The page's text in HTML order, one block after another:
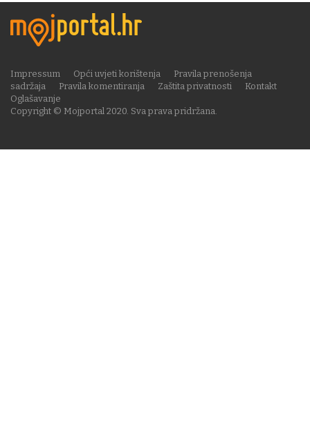
Copyright © Mojportal 2020. Sva prava pridržana.
Impressum Opći uvjeti korištenja
Pravila prenošenja
sadržaja
Pravila komentiranja Zaštita privatnosti
Kontakt
Oglašavanje